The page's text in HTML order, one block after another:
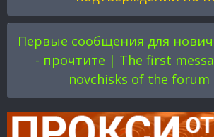
Первые сообщения для
- прочтите | The first
novchisks of the forum